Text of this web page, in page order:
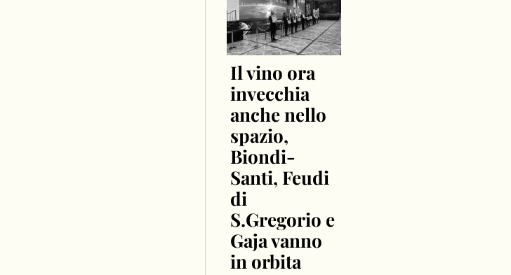
Il vino ora
invecchia
anche nello
spazio,
Biondi-
Santi, Feudi
di
S.Gregorio e
Gaja vanno
in orbita